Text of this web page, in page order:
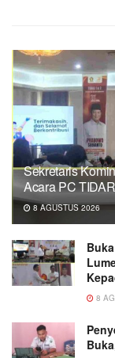
Sekretaris
Acara PC
8 AGUSTUS 2026
8